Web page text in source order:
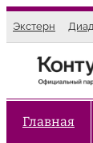
к
Экстерн
Главная